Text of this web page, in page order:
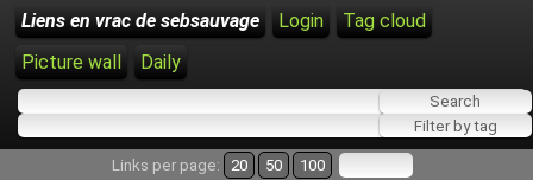
Liens en vrac de sebsauvage Login
Tag cloud
Picture wall
Daily
Links per page: 20 50 100